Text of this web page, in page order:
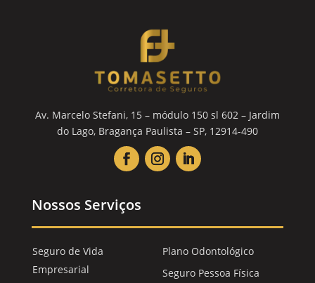
Av. Marcelo Stefani, 15 – módulo 150 sl 602 – Jardim
do Lago, Bragança Paulista – SP, 12914-490
Nossos Serviços
Seguro de Vida
Empresarial
Plano Odontológico
Seguro Pessoa Física